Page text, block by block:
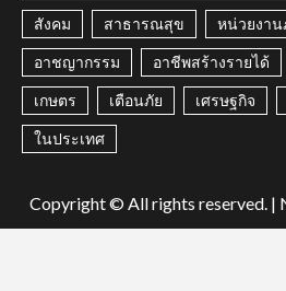
สังคม สาธารณสุข หน่วยงาน
อาชญากรรม อาชีพสร้างรายได้
เกษตร เตือนภัย เศรษฐกิจ
ในประเทศ
Copyright © All rights reserved. |